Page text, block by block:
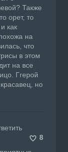
Также
орет, то
как
на
что
в этом
на все
Ггерой
но
8